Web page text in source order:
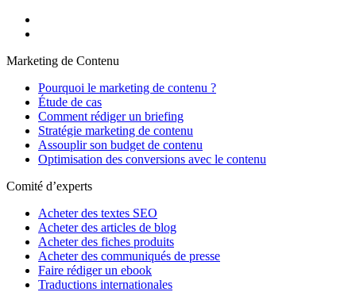
Marketing de Contenu
Pourquoi le marketing de contenu ?
Étude de cas
Comment rédiger un briefing
Stratégie marketing de contenu
Assouplir son budget de contenu
Optimisation des conversions avec le contenu
Comité d’experts
Acheter des textes SEO
Acheter des articles de blog
Acheter des fiches produits
Acheter des communiqués de presse
Faire rédiger un ebook
Traductions internationales